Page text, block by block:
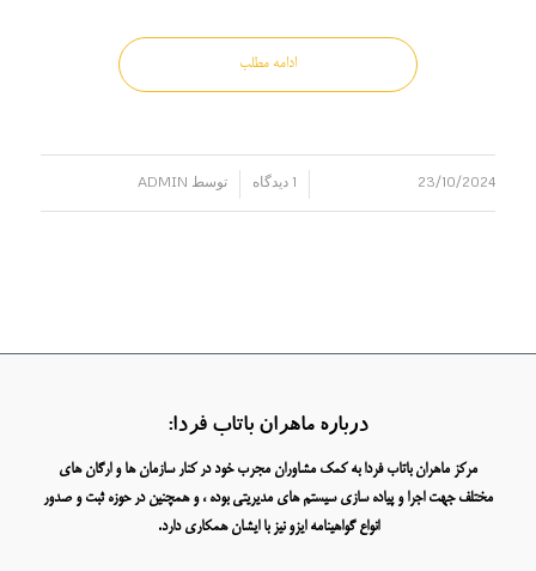
ادامه مطلب
23/10/2024 1 دیدگاه توسط ADMIN
درباره ماهران باتاب فردا:
مرکز ماهران باتاب فردا به کمک مشاوران مجرب خود در کنار سازمان ها و ارگان های
مختلف جهت اجرا و پیاده سازی سیستم های مدیریتی بوده ، و همچنین در حوزه ثبت و صدور
انواع گواهینامه ایزو نیز با ایشان همکاری دارد.